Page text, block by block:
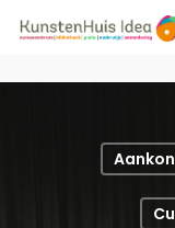
druk op